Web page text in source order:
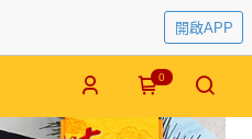
開啟APP
0